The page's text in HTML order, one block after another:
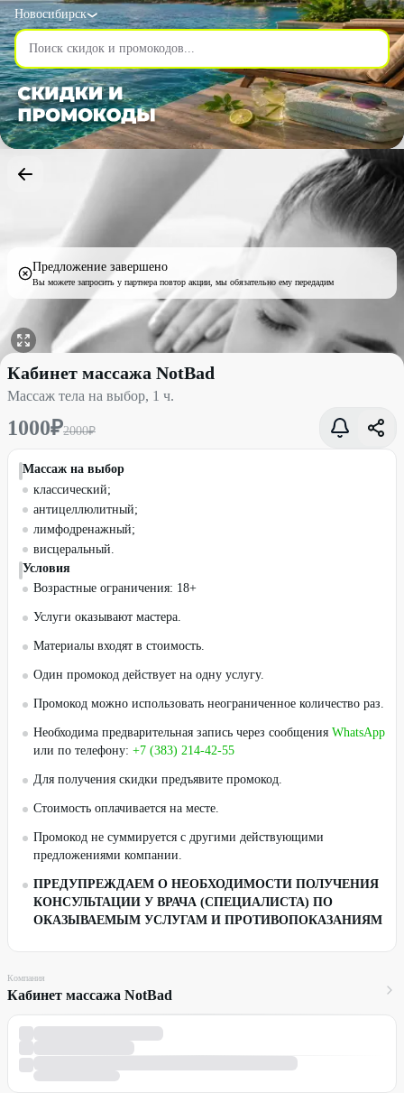
Новосибирск
Предложение завершено
Вы можете запросить у партнера повтор акции, мы обязательно ему передадим
Массаж тела на выбор, 1 ч. со скидкой 50% - Кабинет массажа
Кабинет массажа NotBad
Массаж тела на выбор, 1 ч.
1000₽2000₽
Массаж на выбор
классический;
антицеллюлитный;
лимфодренажный;
висцеральный.
Условия
Возрастные ограничения: 18+
Услуги оказывают мастера.
Материалы входят в стоимость.
Один промокод действует на одну услугу.
Промокод можно использовать неограниченное количество раз.
Необходима предварительная запись через сообщения WhatsApp
или по телефону: +7 (383) 214-42-55
Для получения скидки предъявите промокод.
Стоимость оплачивается на месте.
Промокод не суммируется с другими действующими
предложениями компании.
ПРЕДУПРЕЖДАЕМ О НЕОБХОДИМОСТИ ПОЛУЧЕНИЯ
КОНСУЛЬТАЦИИ У ВРАЧА (СПЕЦИАЛИСТА) ПО
ОКАЗЫВАЕМЫМ УСЛУГАМ И ПРОТИВОПОКАЗАНИЯМ
Компания
Кабинет массажа NotBad